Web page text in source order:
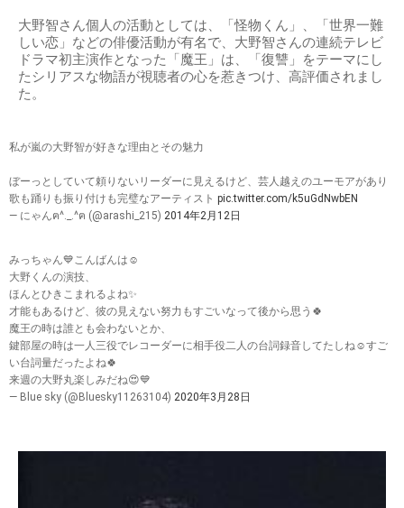
大野智さん個人の活動としては、「怪物くん」、「世界一難
しい恋」などの俳優活動が有名で、大野智さんの連続テレビ
ドラマ初主演作となった「魔王」は、「復讐」をテーマにし
たシリアスな物語が視聴者の心を惹きつけ、高評価されまし
た。
私が嵐の大野智が好きな理由とその魅力
ぼーっとしていて頼りないリーダーに見えるけど、芸人越えのユーモアがあり
歌も踊りも振り付けも完璧なアーティスト pic.twitter.com/k5uGdNwbEN
— にゃんฅ^._.^ฅ (@arashi_215) 2014年2月12日
みっちゃん💙こんばんは☺️
大野くんの演技、
ほんとひきこまれるよね✨
才能もあるけど、彼の見えない努力もすごいなって後から思う🍀
魔王の時は誰とも会わないとか、
鍵部屋の時は一人三役でレコーダーに相手役二人の台詞録音してたしね☺️すご
い台詞量だったよね🍀
来週の大野丸楽しみだね😍💙
— Blue sky (@Bluesky11263104) 2020年3月28日